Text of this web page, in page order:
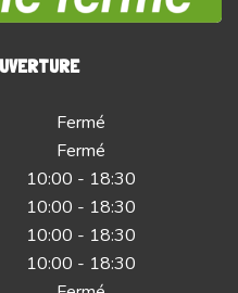
Fermé
Fermé
10:00 - 18:30
10:00 - 18:30
10:00 - 18:30
10:00 - 18:30